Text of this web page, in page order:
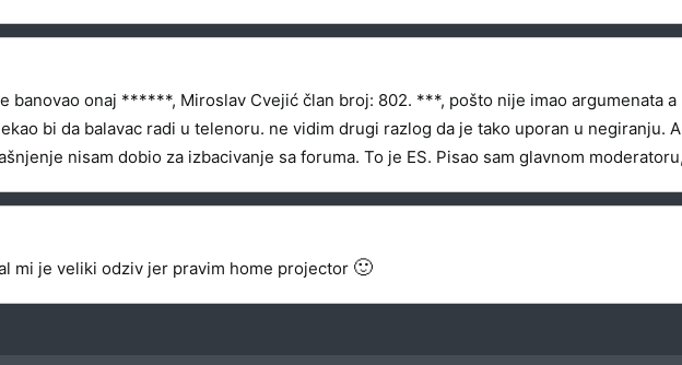
banovao onaj ******, Miroslav Cvejić član broj: 802. ***, pošto nije imao argumenata
bi da balavac radi u telenoru. ne vidim drugi razlog da je tako uporan u negiranju.
nisam dobio za izbacivanje sa foruma. To je ES. Pisao sam glavnom
mi je veliki odziv jer pravim home projector 🙂